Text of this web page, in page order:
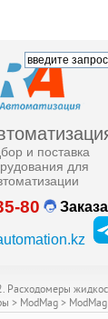
и поставка
для
80
Расходомеры
> ModMag >